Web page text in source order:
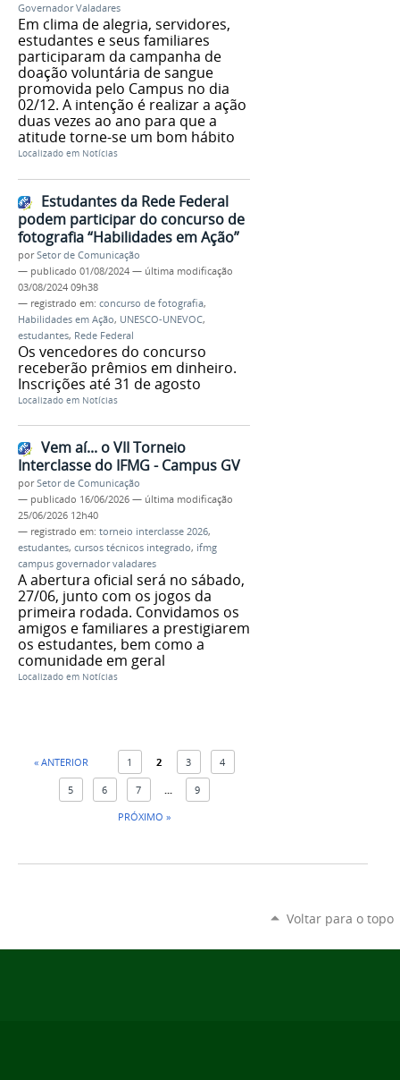
Governador Valadares
Em clima de alegria, servidores,
estudantes e seus familiares
participaram da campanha de
doação voluntária de sangue
promovida pelo Campus no dia
02/12. A intenção é realizar a ação
duas vezes ao ano para que a
atitude torne-se um bom hábito
Localizado em Notícias
Estudantes da Rede Federal
podem participar do concurso de
fotografia “Habilidades em Ação”
porSetor de Comunicação
— publicado 01/08/2024 — última modificação
03/08/2024 09h38
— registrado em: concurso de fotografia,
Habilidades em Ação, UNESCO-UNEVOC,
estudantes, Rede Federal
Os vencedores do concurso
receberão prêmios em dinheiro.
Inscrições até 31 de agosto
Localizado em Notícias
Vem aí... o VII Torneio
Interclasse do IFMG - Campus GV
porSetor de Comunicação
— publicado 16/06/2026 — última modificação
25/06/2026 12h40
— registrado em: torneio interclasse 2026,
estudantes, cursos técnicos integrado, ifmg
campus governador valadares
A abertura oficial será no sábado,
27/06, junto com os jogos da
primeira rodada. Convidamos os
amigos e familiares a prestigiarem
os estudantes, bem como a
comunidade em geral
Localizado em Notícias
« ANTERIOR 1 2 3 4
5 6 7 ...
9
PRÓXIMO »
Voltar para o topo